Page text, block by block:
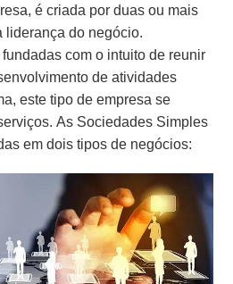
é criada por duas ou mais
liderança do negócio.
com o intuito de reunir
de atividades
este tipo de empresa se
As Sociedades Simples
em dois tipos de negócios: